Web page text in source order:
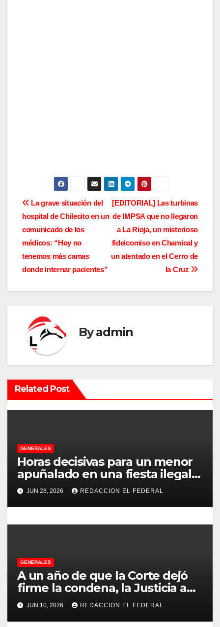
N
a
v
e
g
c
ó
n
d
e
n
t
r
a
a
s
[EDITORIAL] Las turbinas
de IMPSA que no llegaron
a La Rioja, un misterioso
fideicomiso en Chamical y
un atentado en el Cerro de
la Cruz
La grave situación del
hospital de Chilecito en un
comunicado de los
médicos: “Hoy no
tenemos más camas
donde internar pacientes”
Byadmin
Related Post
GENERALES
Horas decisivas para un menor
apuñalado en una fiesta ilegal
con más de 500 asistentes en
Chilecito
JUN 28, 2026 REDACCION EL FEDERAL
GENERALES
A un año de que la Corte dejó
firme la condena, la Justicia aún
no pudo decomisarle ni un peso
a CFK
JUN 10, 2026 REDACCION EL FEDERAL